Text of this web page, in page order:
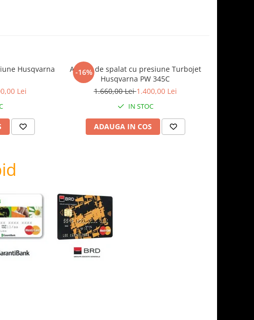
Husqvarna
Lei
-16%
Aparat de spalat cu presiune Turbojet
Husqvarna PW 345C
1.660,00 Lei1.400,00 Lei
IN STOC
ADAUGA IN COS